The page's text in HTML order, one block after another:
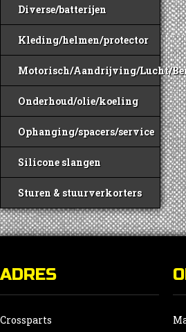
Diverse/batterijen
Kleding/helmen/protector
Motorisch/Aandrijving/Lucht/
Onderhoud/olie/koeling
Ophanging/spacers/service
Silicone slangen
Sturen & stuurverkorters
ADRES
Crossparts